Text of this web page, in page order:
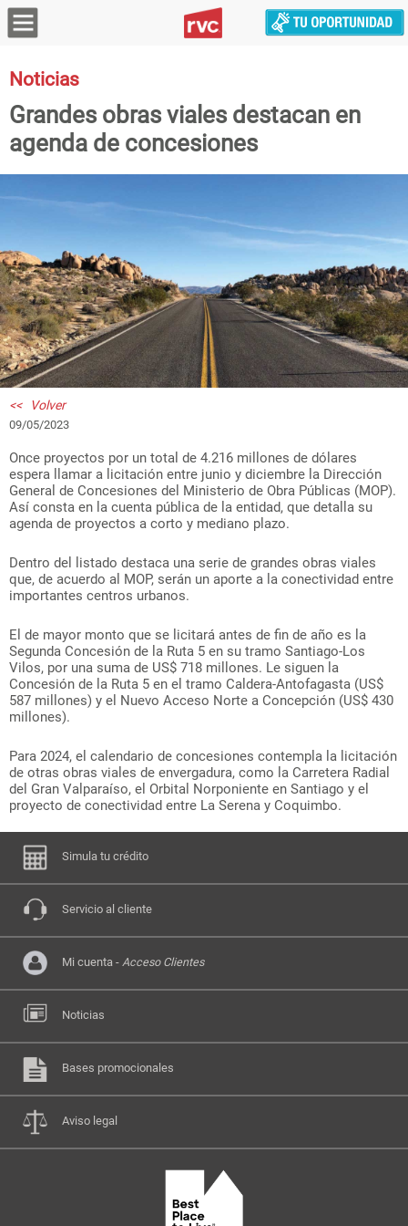
Noticias
Grandes obras viales destacan en
agenda de concesiones
<< Volver
09/05/2023
Once proyectos por un total de 4.216 millones de dólares
espera llamar a licitación entre junio y diciembre la Dirección
General de Concesiones del Ministerio de Obra Públicas (MOP).
Así consta en la cuenta pública de la entidad, que detalla su
agenda de proyectos a corto y mediano plazo.
Dentro del listado destaca una serie de grandes obras viales
que, de acuerdo al MOP, serán un aporte a la conectividad entre
importantes centros urbanos.
El de mayor monto que se licitará antes de fin de año es la
Segunda Concesión de la Ruta 5 en su tramo Santiago-Los
Vilos, por una suma de US$ 718 millones. Le siguen la
Concesión de la Ruta 5 en el tramo Caldera-Antofagasta (US$
587 millones) y el Nuevo Acceso Norte a Concepción (US$ 430
millones).
Para 2024, el calendario de concesiones contempla la licitación
de otras obras viales de envergadura, como la Carretera Radial
del Gran Valparaíso, el Orbital Norponiente en Santiago y el
proyecto de conectividad entre La Serena y Coquimbo.
Simula tu crédito
Servicio al cliente
Mi cuenta - Acceso Clientes
Noticias
Bases promocionales
Aviso legal